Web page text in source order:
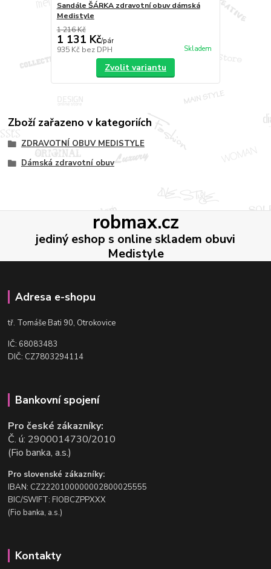
Sandále ŠÁRKA zdravotní obuv dámská
Medistyle
1 216 Kč
1 131 Kč/pár
935 Kč bez DPH Skladem
Zvolit variantu
Zboží zařazeno v kategoriích
ZDRAVOTNÍ OBUV MEDISTYLE
Dámská zdravotní obuv
robmax.cz
jediný eshop s online skladem obuvi
Medistyle
Adresa e-shopu
tř. Tomáše Bati 90, Otrokovice
IČ: 68083483
DIČ: CZ7803294114
Bankovní spojení
Pro české zákazníky:
Č. ú: 2900014730/2010
(Fio banka, a.s.)
Pro slovenské zákazníky:
IBAN: CZ2220100000002800025555
BIC/SWIFT: FIOBCZPPXXX
(Fio banka, a.s.)
Kontakty